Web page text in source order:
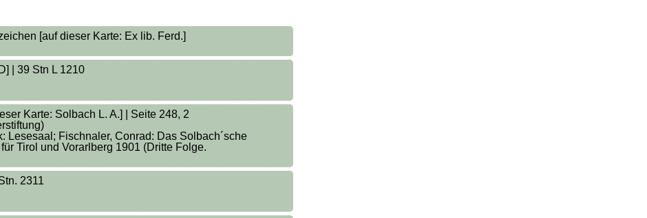
[auf dieser Karte: Ex lib. Ferd.]
| 39 Stn L 1210
Karte: Solbach L. A.] | Seite 248, 2
Fischnaler, Conrad: Das Solbach´sche
Tirol und Vorarlberg 1901 (Dritte Folge.
2311